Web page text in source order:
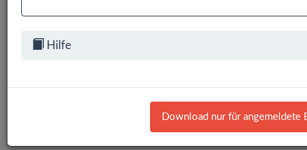
Hilfe
Download nur für angemeldete